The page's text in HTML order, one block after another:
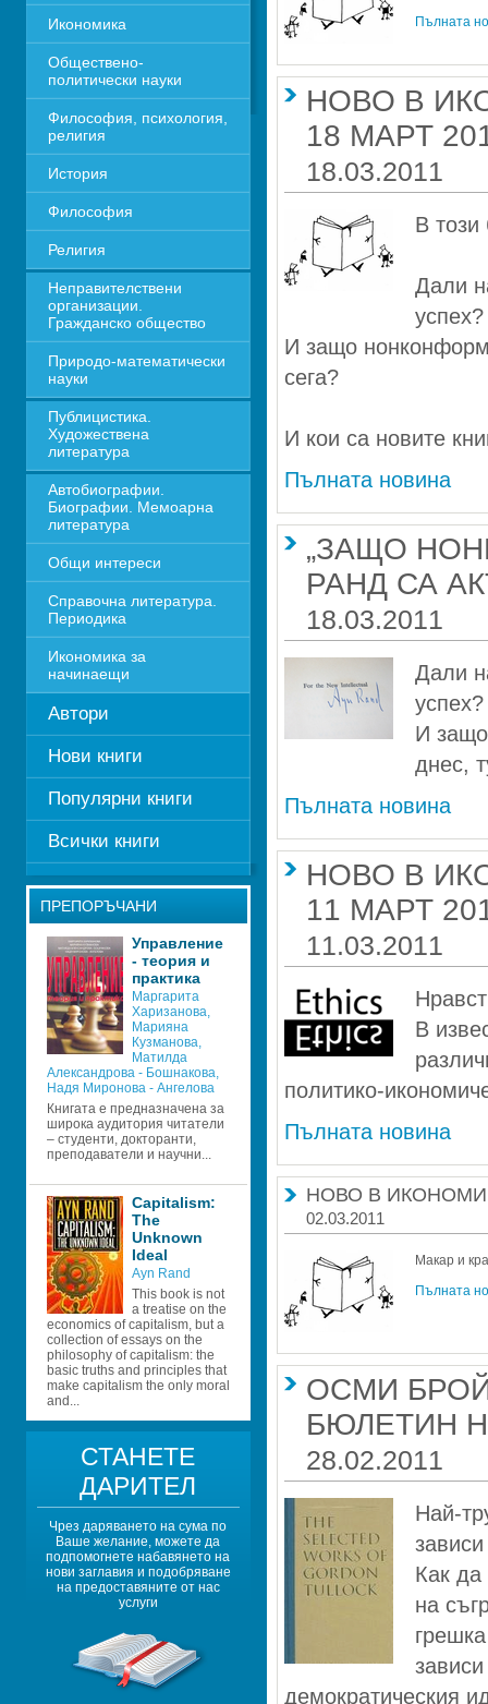
Икономика
Обществено-
политически науки
Философия, психология,
религия
История
Философия
Религия
Неправителствени
организации.
Гражданско общество
Природо-математически
науки
Публицистика.
Художествена
литература
Автобиографии.
Биографии. Мемоарна
литература
Общи интереси
Справочна литература.
Периодика
Икономика за
начинаещи
Автори
Нови книги
Популярни книги
Всички книги
ПРЕПОРЪЧАНИ
Управление
- теория и
практика
Маргарита
Харизанова,
Марияна
Кузманова,
Матилда
Александрова - Бошнакова,
Надя Миронова - Ангелова
Книгата е предназначена за
широка аудитория читатели
– студенти, докторанти,
преподаватели и научни...
Capitalism:
The
Unknown
Ideal
Ayn Rand
This book is not
a treatise on the
economics of capitalism, but a
collection of essays on the
philosophy of capitalism: the
basic truths and principles that
make capitalism the only moral
and...
СТАНЕТЕ
ДАРИТЕЛ
Чрез даряването на сума по
Ваше желание, можете да
подпомогнете набавянето на
нови заглавия и подобряване
на предоставяните от нас
услуги
Пълната
НОВО В
18 МАРТ
18.03.2011
В този
Дали
И защо
сега?
И кои са новите
Пълната новина
„ЗАЩО
18.03.2011
Дали
И
днес,
Пълната новина
НОВО В
11 МАРТ
11.03.2011
В
политико-
Пълната новина
НОВО В
02.03.2011
Макар и
Пълната
ОСМИ
БЮЛЕТИН
28.02.2011
Най-
Как
на
демократическия